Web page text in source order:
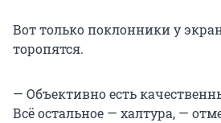
Вот только поклонники у
торопятся.
— Объективно есть
Всё остальное — халтура, —